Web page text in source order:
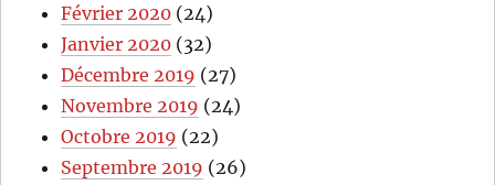
Février 2020 (24)
Janvier 2020 (32)
Décembre 2019 (27)
Novembre 2019 (24)
Octobre 2019 (22)
Septembre 2019 (26)